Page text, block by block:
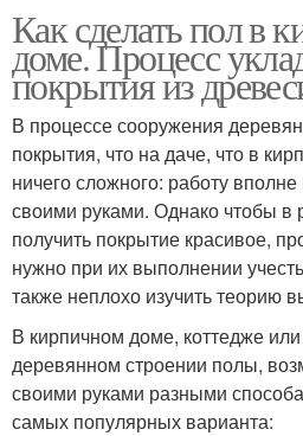
Как сделать пол в
доме. Процесс
покрытия из
В процессе сооружения
покрытия, что на даче, что в
ничего сложного: работу
своими руками. Однако чтобы в
получить покрытие красивое,
нужно при их выполнении
также неплохо изучить теорию
В кирпичном доме, коттедже
деревянном строении полы,
своими руками разными
самых популярных варианта: